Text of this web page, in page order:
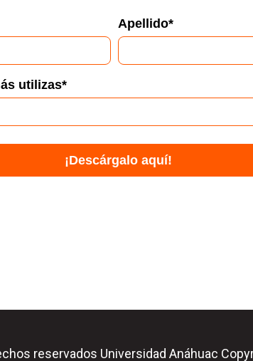
Apellido*
utilizas*
reservados Universidad Anáhuac